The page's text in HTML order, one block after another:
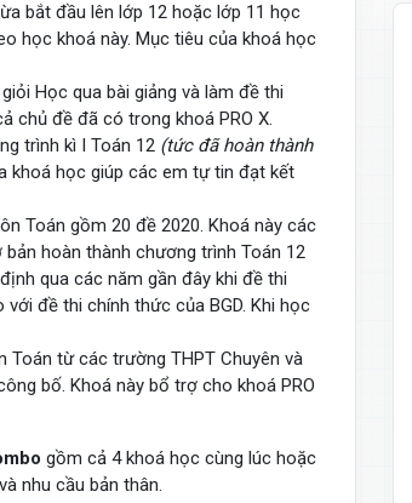
bắt đầu lên lớp 12 hoặc lớp 11 học
học khoá này. Mục tiêu của khoá học
Học qua bài giảng và làm đề thi
chủ đề đã có trong khoá PRO X.
trình kì I Toán 12 (tức đã hoàn thành
khoá học giúp các em tự tin đạt kết
Toán gồm 20 đề 2020. Khoá này các
hoàn thành chương trình Toán 12
qua các năm gần đây khi đề thi
đề thi chính thức của BGD. Khi học
Toán từ các trường THPT Chuyên và
bố. Khoá này bổ trợ cho khoá PRO
gồm cả 4 khoá học cùng lúc hoặc
nhu cầu bản thân.